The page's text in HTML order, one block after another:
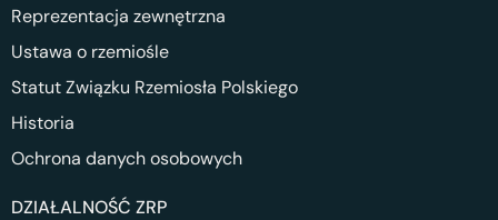
Reprezentacja zewnętrzna
Ustawa o rzemiośle
Statut Związku Rzemiosła Polskiego
Historia
Ochrona danych osobowych
DZIAŁALNOŚĆ ZRP